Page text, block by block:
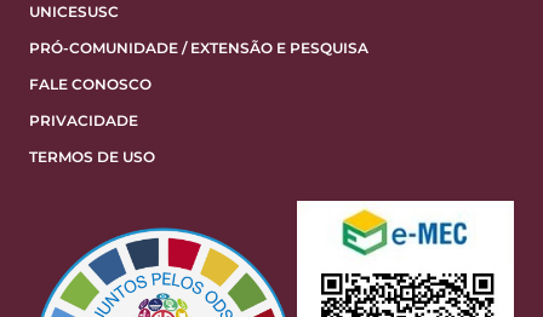
UNICESUSC
PRÓ-COMUNIDADE / EXTENSÃO E PESQUISA
FALE CONOSCO
PRIVACIDADE
TERMOS DE USO